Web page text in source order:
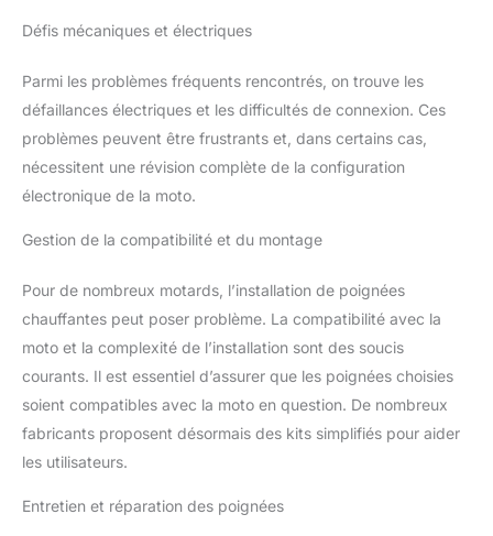
Défis mécaniques et électriques
Parmi les problèmes fréquents rencontrés, on trouve les
défaillances électriques et les difficultés de connexion. Ces
problèmes peuvent être frustrants et, dans certains cas,
nécessitent une révision complète de la configuration
électronique de la moto.
Gestion de la compatibilité et du montage
Pour de nombreux motards, l’installation de poignées
chauffantes peut poser problème. La compatibilité avec la
moto et la complexité de l’installation sont des soucis
courants. Il est essentiel d’assurer que les poignées choisies
soient compatibles avec la moto en question. De nombreux
fabricants proposent désormais des kits simplifiés pour aider
les utilisateurs.
Entretien et réparation des poignées